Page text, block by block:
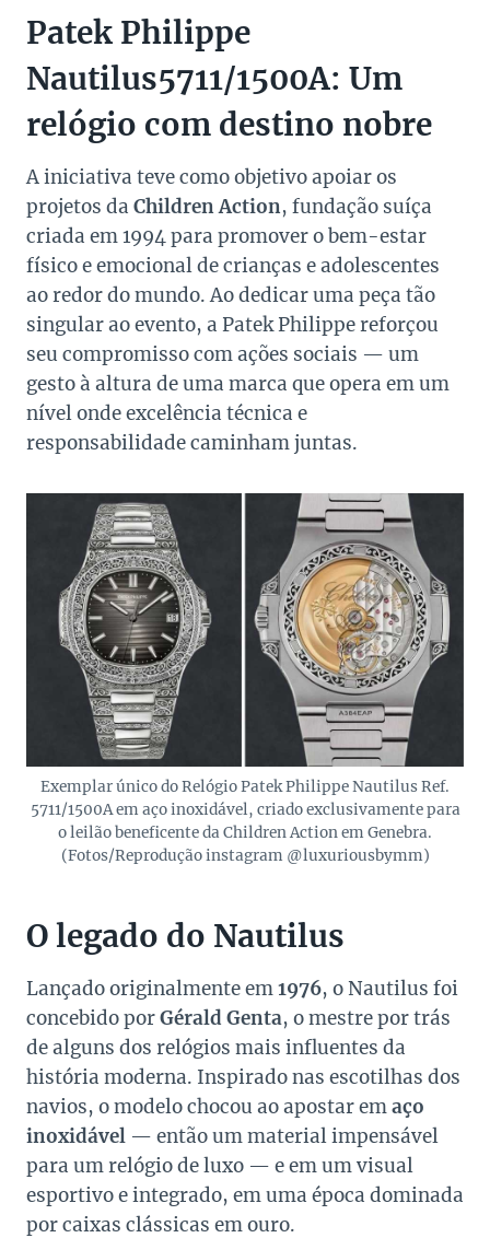
Patek Philippe
Nautilus5711/1500A: Um
relógio com destino nobre
A iniciativa teve como objetivo apoiar os
projetos da Children Action, fundação suíça
criada em 1994 para promover o bem-estar
físico e emocional de crianças e adolescentes
ao redor do mundo. Ao dedicar uma peça tão
singular ao evento, a Patek Philippe reforçou
seu compromisso com ações sociais — um
gesto à altura de uma marca que opera em um
nível onde excelência técnica e
responsabilidade caminham juntas.
Exemplar único do Relógio Patek Philippe Nautilus Ref.
5711/1500A em aço inoxidável, criado exclusivamente para
o leilão beneficente da Children Action em Genebra.
(Fotos/Reprodução instagram @luxuriousbymm)
O legado do Nautilus
Lançado originalmente em1976, o Nautilus foi
concebido porGérald Genta, o mestre por trás
de alguns dos relógios mais influentes da
história moderna. Inspirado nas escotilhas dos
navios, o modelo chocou ao apostar emaço
inoxidável — então um material impensável
para um relógio de luxo — e em um visual
esportivo e integrado, em uma época dominada
por caixas clássicas em ouro.